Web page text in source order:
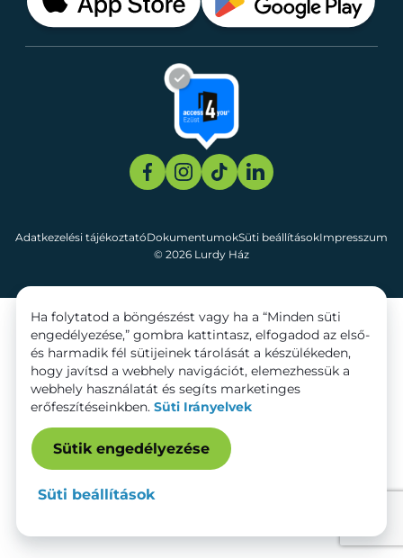
© 2026 Lurdy Ház
Adatkezelési tájékoztatóDokumentumokSüti beállításokImpresszum
Ha folytatod a böngészést vagy ha a “Minden süti
engedélyezése,” gombra kattintasz, elfogadod az első-
és harmadik fél sütijeinek tárolását a készülékeden,
hogy javítsd a webhely navigációt, elemezhessük a
webhely használatát és segíts marketinges
erőfeszítéseinkben. Süti Irányelvek
Sütik engedélyezése
Süti beállítások